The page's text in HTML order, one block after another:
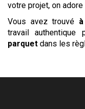
votre projet, on adore
Vous avez trouvé
travail authentique
parquet dans les